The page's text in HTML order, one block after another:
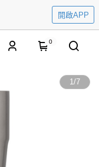
開啟APP
0
1/7